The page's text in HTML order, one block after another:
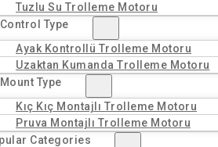
Tuzlu Su Trolleme Motoru
Type
Ayak Kontrollü Trolleme Motoru
Uzaktan Kumanda Trolleme Motoru
Type
Kıç Kıç Montajlı Trolleme Motoru
Pruva Montajlı Trolleme Motoru
Categories